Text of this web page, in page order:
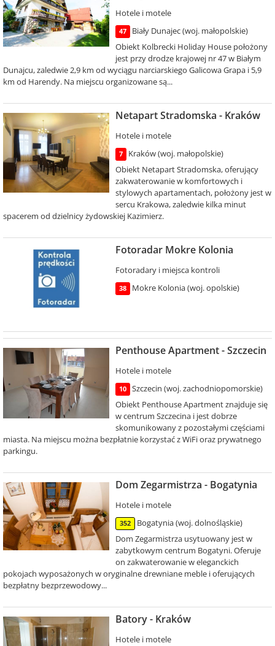
Hotele i motele
47
Biały Dunajec (woj. małopolskie)
Obiekt Kolbrecki Holiday House położony
jest przy drodze krajowej nr 47 w Białym
Dunajcu, zaledwie 2,9 km od wyciągu narciarskiego Galicowa Grapa i 5,9
km od Harendy. Na miejscu organizowane są...
Netapart Stradomska - Kraków
Hotele i motele
7
Kraków (woj. małopolskie)
Obiekt Netapart Stradomska, oferujący
zakwaterowanie w komfortowych i
stylowych apartamentach, położony jest w
sercu Krakowa, zaledwie kilka minut
spacerem od dzielnicy żydowskiej Kazimierz.
Fotoradar Mokre Kolonia
Fotoradary i miejsca kontroli
38 Mokre Kolonia (woj. opolskie)
Penthouse Apartment - Szczecin
Hotele i motele
10
Szczecin (woj. zachodniopomorskie)
Obiekt Penthouse Apartment znajduje się
w centrum Szczecina i jest dobrze
skomunikowany z pozostałymi częściami
miasta. Na miejscu można bezpłatnie korzystać z WiFi oraz prywatnego
parkingu.
Dom Zegarmistrza - Bogatynia
Hotele i motele
352
Bogatynia (woj. dolnośląskie)
Dom Zegarmistrza usytuowany jest w
zabytkowym centrum Bogatyni. Oferuje
on zakwaterowanie w eleganckich
pokojach wyposażonych w oryginalne drewniane meble i oferujących
bezpłatny bezprzewodowy...
Batory - Kraków
Hotele i motele